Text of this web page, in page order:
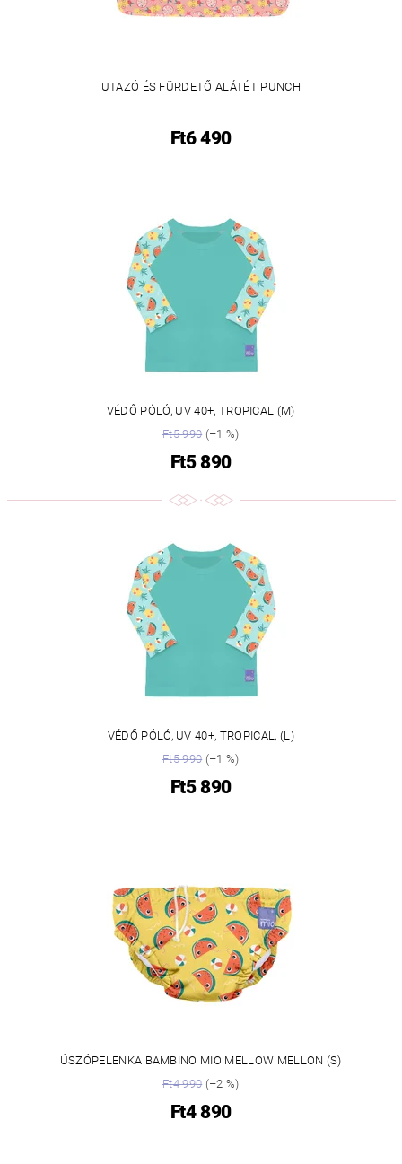
UTAZÓ ÉS FÜRDETŐ ALÁTÉT PUNCH
Ft6 490
VÉDŐ PÓLÓ, UV 40+, TROPICAL (M)
Ft5 990(–1 %)
Ft5 890
VÉDŐ PÓLÓ, UV 40+, TROPICAL, (L)
Ft5 990(–1 %)
Ft5 890
ÚSZÓPELENKA BAMBINO MIO MELLOW MELLON (S)
Ft4 990(–2 %)
Ft4 890